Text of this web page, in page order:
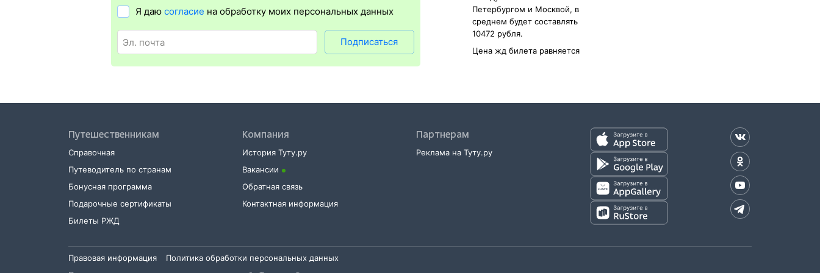
Я даю согласие на обработку моих персональных данных
Подписаться
Петербургом и Москвой, в
среднем будет составлять
10472 рубля.
Цена жд билета равняется
Путешественникам
Справочная
Путеводитель по странам
Бонусная программа
Подарочные сертификаты
Билеты РЖД
Компания
История Туту.ру
Вакансии
Обратная связь
Контактная информация
Партнерам
Реклама на Туту.ру
Правовая информация
Политика обработки персональных данных